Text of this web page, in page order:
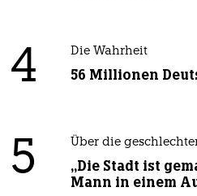
4 Die Wahrheit
56 Millionen
5 Über die
„Die Stadt ist
Mann in einem